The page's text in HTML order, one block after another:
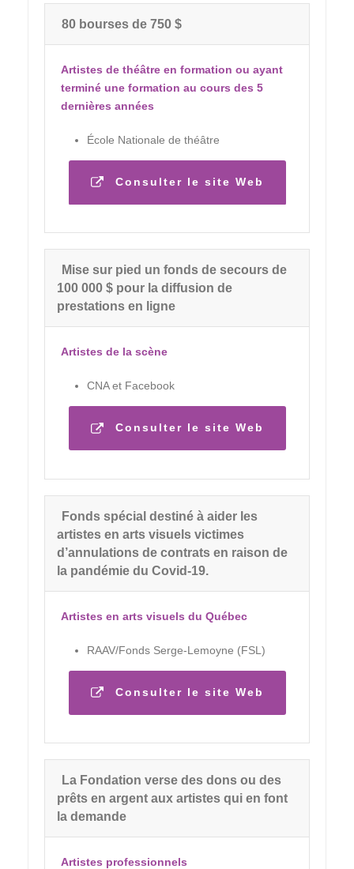
80 bourses de 750 $
Artistes de théâtre en formation ou ayant
terminé une formation au cours des 5
dernières années
École Nationale de théâtre
Consulter le site Web
Mise sur pied un fonds de secours de
100 000 $ pour la diffusion de
prestations en ligne
Artistes de la scène
CNA et Facebook
Consulter le site Web
Fonds spécial destiné à aider les
artistes en arts visuels victimes
d’annulations de contrats en raison de
la pandémie du Covid-19.
Artistes en arts visuels du Québec
RAAV/Fonds Serge-Lemoyne (FSL)
Consulter le site Web
La Fondation verse des dons ou des
prêts en argent aux artistes qui en font
la demande
Artistes professionnels